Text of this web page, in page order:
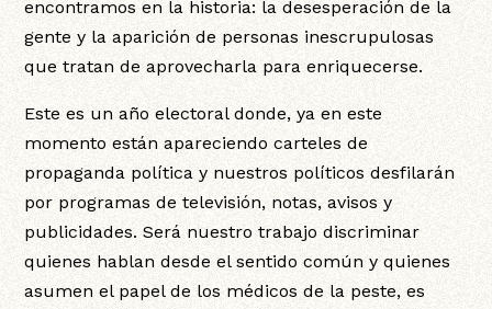
encontramos en la historia: la desesperación de la
gente y la aparición de personas inescrupulosas
que tratan de aprovecharla para enriquecerse.
Este es un año electoral donde, ya en este
momento están apareciendo carteles de
propaganda política y nuestros políticos desfilarán
por programas de televisión, notas, avisos y
publicidades. Será nuestro trabajo discriminar
quienes hablan desde el sentido común y quienes
asumen el papel de los médicos de la peste, es